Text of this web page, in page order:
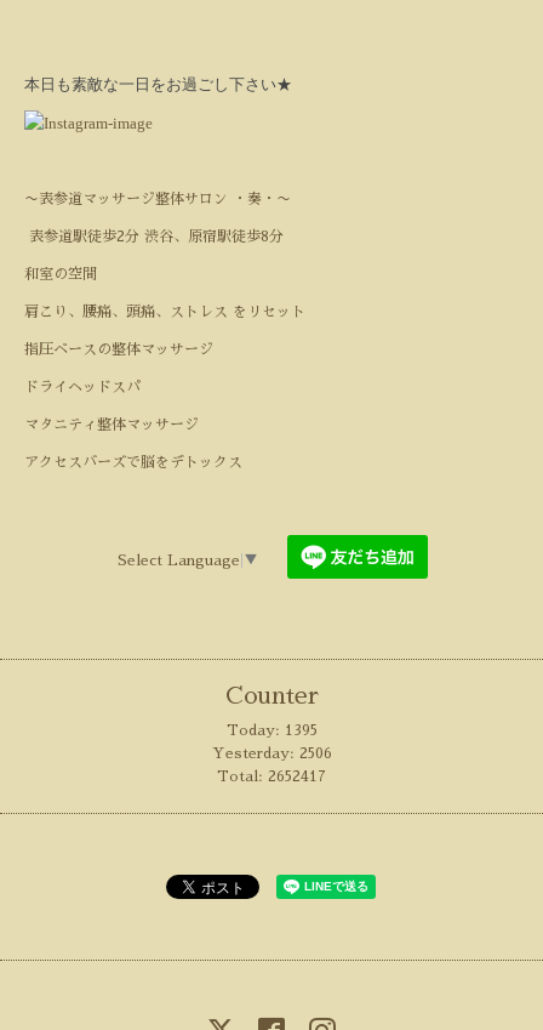
本日も素敵な一日をお過ごし下さい★
〜表参道マッサージ整体サロン ・奏・〜
表参道駅徒歩2分 渋谷、原宿駅徒歩8分
和室の空間
肩こり、腰痛、頭痛、ストレス をリセット
指圧ベースの整体マッサージ
ドライヘッドスパ
マタニティ整体マッサージ
アクセスバーズで脳をデトックス
Select Language ▼
Counter
Today: 1395
Yesterday: 2506
Total: 2652417